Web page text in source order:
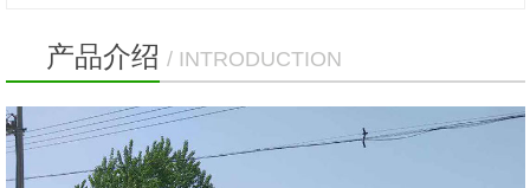
产品介绍 / INTRODUCTION